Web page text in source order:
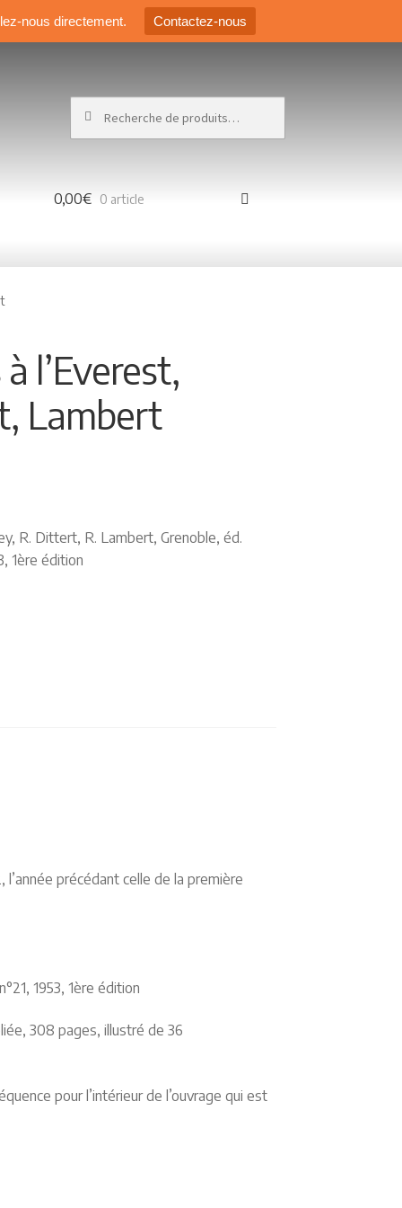
nous directement. Contactez-nous
0,00€ 0 article
l’Everest,
Lambert
R. Dittert, R. Lambert, Grenoble, éd.
1ère édition
précédant celle de la première
1953, 1ère édition
308 pages, illustré de 36
pour l’intérieur de l’ouvrage qui est